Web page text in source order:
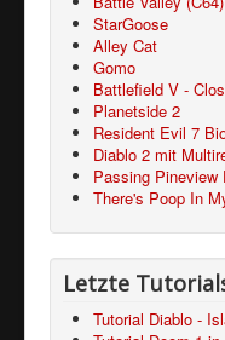
StarGoose
Alley Cat
Gomo
Battlefield V -
Planetside 2
Resident Evil 7
Diablo 2 mit
Passing Pineview
There's Poop In
Letzte
Tutorial Diablo -